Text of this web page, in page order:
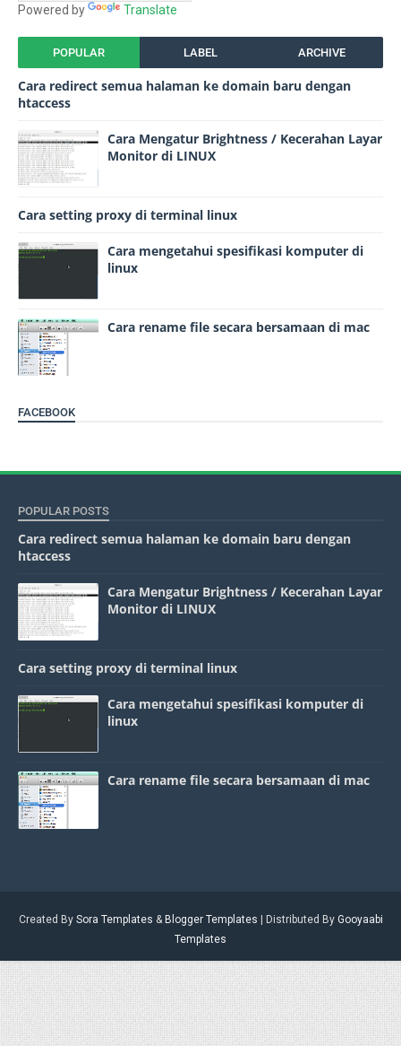
Powered by Translate
POPULAR LABEL ARCHIVE
Cara redirect semua halaman ke domain baru dengan
htaccess
Cara Mengatur Brightness / Kecerahan Layar
Monitor di LINUX
Cara setting proxy di terminal linux
Cara mengetahui spesifikasi komputer di
linux
Cara rename file secara bersamaan di mac
FACEBOOK
POPULAR POSTS
Cara redirect semua halaman ke domain baru dengan
htaccess
Cara Mengatur Brightness / Kecerahan Layar
Monitor di LINUX
Cara setting proxy di terminal linux
Cara mengetahui spesifikasi komputer di
linux
Cara rename file secara bersamaan di mac
Created By Sora Templates & Blogger Templates | Distributed By Gooyaabi
Templates